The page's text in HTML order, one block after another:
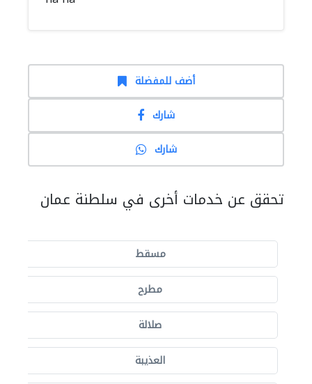
أضف للمفضلة
شارك
شارك
تحقق عن خدمات أخرى في سلطنة عمان
مسقط
مطرح
صلالة
العذيبة